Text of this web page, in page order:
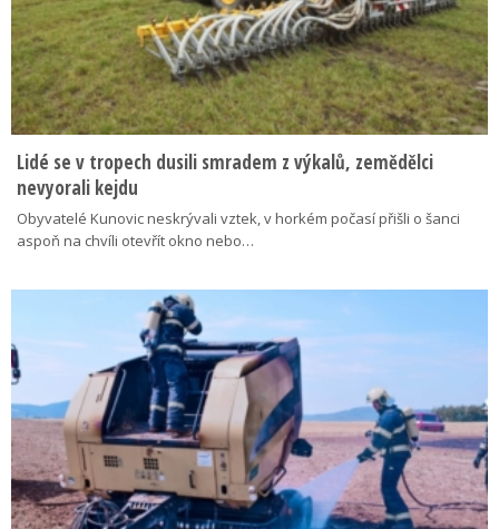
Lidé se v tropech dusili smradem z výkalů, zemědělci
nevyorali kejdu
Obyvatelé Kunovic neskrývali vztek, v horkém počasí přišli o šanci
aspoň na chvíli otevřít okno nebo…